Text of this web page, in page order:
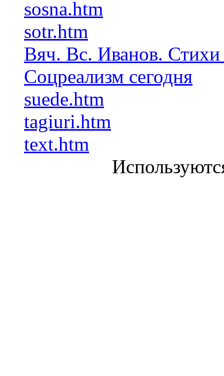
sosna.htm
sotr.htm
Вяч. Вс. Иванов. Стихи
Соцреализм сегодня
suede.htm
tagiuri.htm
text.htm